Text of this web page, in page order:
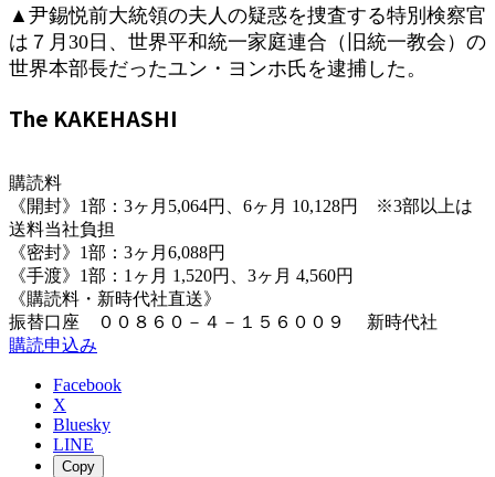
▲尹錫悦前大統領の夫人の疑惑を捜査する特別検察官
は７月30日、世界平和統一家庭連合（旧統一教会）の
世界本部長だったユン・ヨンホ氏を逮捕した。
The KAKEHASHI
購読料
《開封》1部：3ヶ月5,064円、6ヶ月 10,128円 ※3部以上は
送料当社負担
《密封》1部：3ヶ月6,088円
《手渡》1部：1ヶ月 1,520円、3ヶ月 4,560円
《購読料・新時代社直送》
振替口座 ００８６０－４－１５６００９ 新時代社
購読申込み
Facebook
X
Bluesky
LINE
Copy